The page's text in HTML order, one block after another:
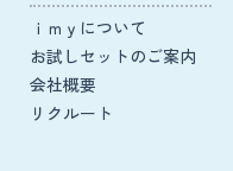
ｉｍｙについて
お試しセットのご案内
会社概要
リクルート